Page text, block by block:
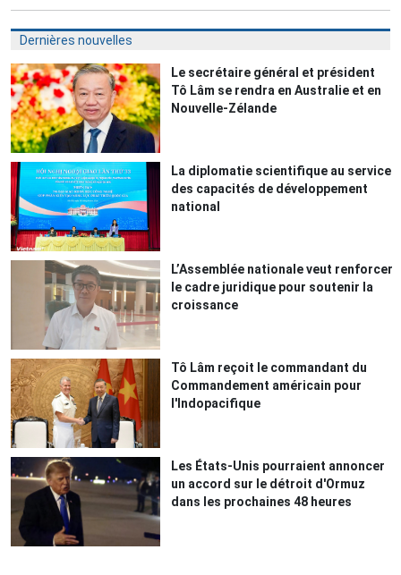
Dernières nouvelles
Le secrétaire général et président
Tô Lâm se rendra en Australie et en
Nouvelle-Zélande
La diplomatie scientifique au service
des capacités de développement
national
L’Assemblée nationale veut renforcer
le cadre juridique pour soutenir la
croissance
Tô Lâm reçoit le commandant du
Commandement américain pour
l'Indopacifique
Les États-Unis pourraient annoncer
un accord sur le détroit d'Ormuz
dans les prochaines 48 heures